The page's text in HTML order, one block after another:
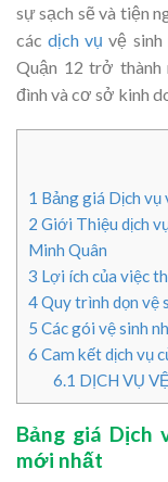
sự sạch sẽ và tiện
cácdịch vụ vệ
Quận 12 trở thành
đình và cơ sở kinh
1 Bảng giá Dịch
2 Giới Thiệu dịch
Minh Quân
3 Lợi ích của việc
4Quy trình dọn vệ
5 Các gói vệ sinh
6 Cam kết dịch vụ
6.1 DỊCH VỤ
Bảng giá Dịch
mới nhất